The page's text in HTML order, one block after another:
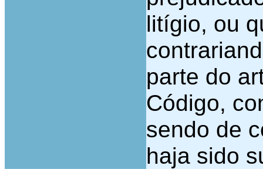
litígio, ou
parte do
Código,
sendo de
haja sido